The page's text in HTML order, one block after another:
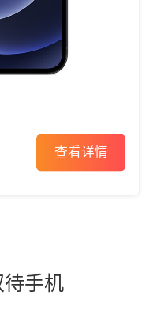
查看详情
手机